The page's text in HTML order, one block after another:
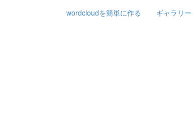
wordcloudを簡単に作る ギャラリー